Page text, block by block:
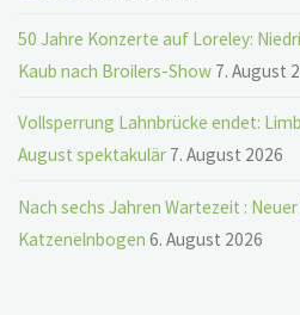
50 Jahre Konzerte auf Loreley:
Kaub nach Broilers-Show 7. August
Vollsperrung Lahnbrücke endet:
August spektakulär 7. August 2026
Nach sechs Jahren Wartezeit :
Katzenelnbogen 6. August 2026